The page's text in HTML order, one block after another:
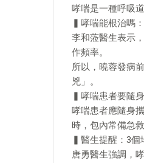
哮喘是一種呼吸
▍哮喘能根治嗎：
李和蒞醫生表示
作頻率。
所以，曉蓉發病
兇」。
▍哮喘患者要隨
哮喘患者應隨身
時，包內常備急
▍醫生提醒：3個
唐勇醫生強調，